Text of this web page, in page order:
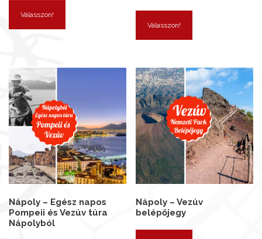
Válasszon!
Válasszon!
Nápoly – Egész napos
Pompeii és Vezúv túra
Nápolyból
Nápoly – Vezúv
belépőjegy